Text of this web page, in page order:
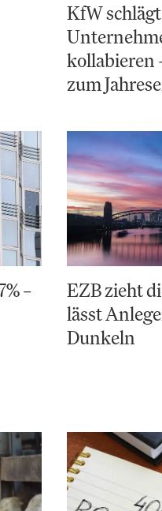
KfW
kollabieren
zum
–
EZB zieht
lässt
Dunkeln